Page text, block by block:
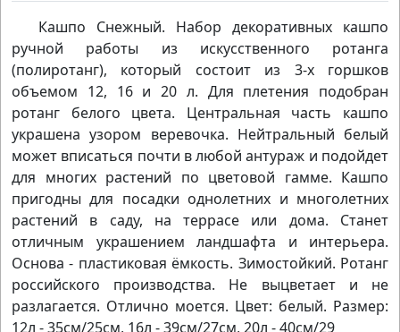
Кашпо Снежный. Набор декоративных кашпо
ручной работы из искусственного ротанга
(полиротанг), который состоит из 3-х горшков
объемом 12, 16 и 20 л. Для плетения подобран
ротанг белого цвета. Центральная часть кашпо
украшена узором веревочка. Нейтральный белый
может вписаться почти в любой антураж и подойдет
для многих растений по цветовой гамме. Кашпо
пригодны для посадки однолетних и многолетних
растений в саду, на террасе или дома. Станет
отличным украшением ландшафта и интерьера.
Основа - пластиковая ёмкость. Зимостойкий. Ротанг
российского производства. Не выцветает и не
разлагается. Отлично моется. Цвет: белый. Размер:
12л - 35см/25см, 16л - 39см/27см, 20л - 40см/29